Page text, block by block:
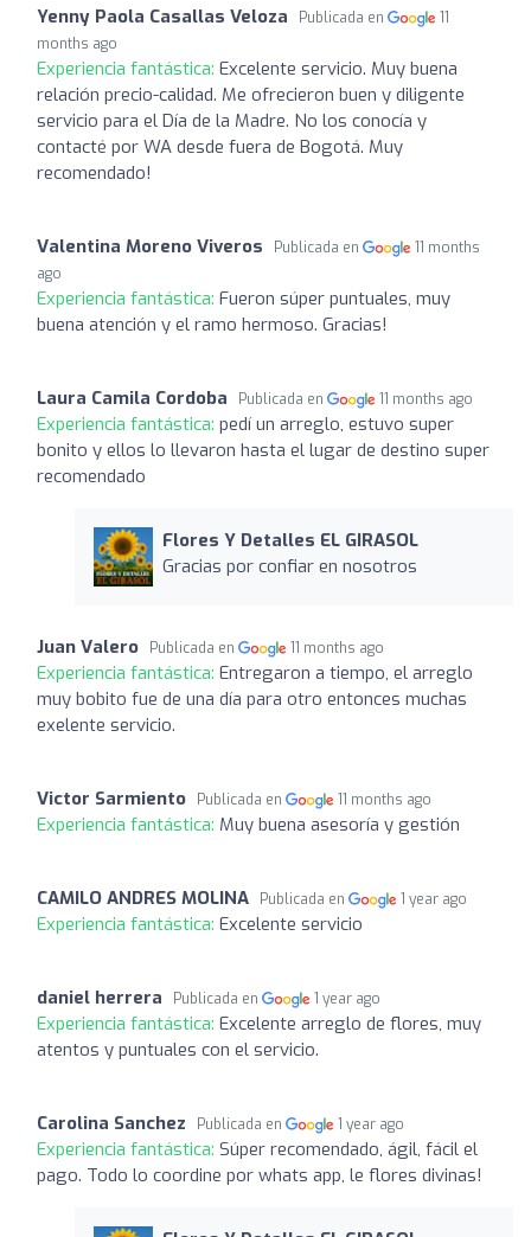
Yenny Paola Casallas Veloza Publicada en
11
months ago
Experiencia fantástica: Excelente servicio. Muy buena
relación precio-calidad. Me ofrecieron buen y diligente
servicio para el Día de la Madre. No los conocía y
contacté por WA desde fuera de Bogotá. Muy
recomendado!
Valentina Moreno Viveros Publicada en
11 months
ago
Experiencia fantástica: Fueron súper puntuales, muy
buena atención y el ramo hermoso. Gracias!
Laura Camila Cordoba Publicada en 11 months ago
Experiencia fantástica: pedí un arreglo, estuvo super
bonito y ellos lo llevaron hasta el lugar de destino super
recomendado
Flores Y Detalles EL GIRASOL
Gracias por confiar en nosotros
Juan Valero Publicada en 11 months ago
Experiencia fantástica: Entregaron a tiempo, el arreglo
muy bobito fue de una día para otro entonces muchas
exelente servicio.
Victor Sarmiento Publicada en 11 months ago
Experiencia fantástica: Muy buena asesoría y gestión
CAMILO ANDRES MOLINA Publicada en 1 year ago
Experiencia fantástica: Excelente servicio
daniel herrera Publicada en 1 year ago
Experiencia fantástica: Excelente arreglo de flores, muy
atentos y puntuales con el servicio.
Carolina Sanchez Publicada en 1 year ago
Experiencia fantástica: Súper recomendado, ágil, fácil el
pago. Todo lo coordine por whats app, le flores divinas!